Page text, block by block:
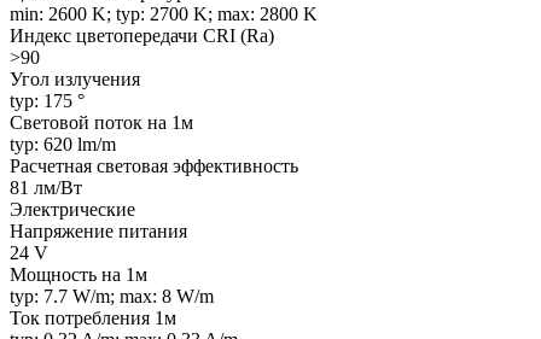
min: 2600 K; typ: 2700 K; max: 2800 K
Индекс цветопередачи CRI (Ra)
>90
Угол излучения
typ: 175 °
Световой поток на 1м
typ: 620 lm/m
Расчетная световая эффективность
81 лм/Вт
Электрические
Напряжение питания
24 V
Мощность на 1м
typ: 7.7 W/m; max: 8 W/m
Ток потребления 1м